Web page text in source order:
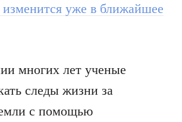
изменится уже в ближайшее
многих лет ученые
следы жизни за
с помощью